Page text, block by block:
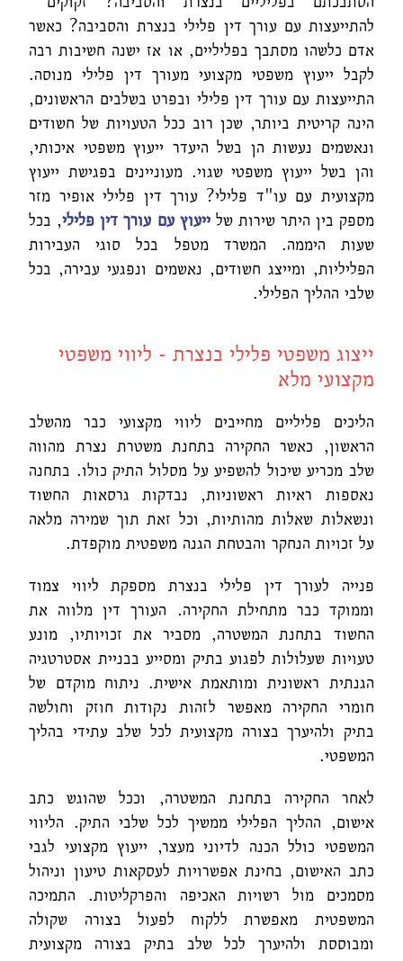
להתייעצות עם עורך דין פלילי בנצרת והסביבה? כאשר
אדם כלשהו מסתבך בפליליים, או אז ישנה חשיבות רבה
לקבל ייעוץ משפטי מקצועי מעורך דין פלילי מנוסה.
התייעצות עם עורך דין פלילי ובפרט בשלבים הראשונים,
הינה קריטית ביותר, שכן רוב ככל הטעויות של חשודים
ונאשמים נעשות הן בשל היעדר ייעוץ משפטי איכותי,
והן בשל ייעוץ משפטי שגוי. מעוניינים בפגישת ייעוץ
מקצועית עם עו"ד פלילי? עורך דין פלילי אופיר מזר
מספק בין היתר שירות שלייעוץ עם עורך דין פלילי, בכל
שעות היממה. המשרד מטפל בכל סוגי העבירות
הפליליות, ומייצג חשודים, נאשמים ונפגעי עבירה, בכל
שלבי ההליך הפלילי.
ייצוג משפטי פלילי בנצרת - ליווי משפטי
מקצועי מלא
הליכים פליליים מחייבים ליווי מקצועי כבר מהשלב
הראשון, כאשר החקירה בתחנת משטרת נצרת מהווה
שלב מכריע שיכול להשפיע על מסלול התיק כולו. בתחנה
נאספות ראיות ראשוניות, נבדקות גרסאות החשוד
ונשאלות שאלות מהותיות, וכל זאת תוך שמירה מלאה
על זכויות הנחקר והבטחת הגנה משפטית מוקפדת.
פנייה לעורך דין פלילי בנצרת מספקת ליווי צמוד
וממוקד כבר מתחילת החקירה. העורך דין מלווה את
החשוד בתחנת המשטרה, מסביר את זכויותיו, מונע
טעויות שעלולות לפגוע בתיק ומסייע בבניית אסטרטגיה
הגנתית ראשונית ומותאמת אישית. ניתוח מוקדם של
חומרי החקירה מאפשר לזהות נקודות חוזק וחולשה
בתיק ולהיערך בצורה מקצועית לכל שלב עתידי בהליך
המשפטי.
לאחר החקירה בתחנת המשטרה, וככל שהוגש כתב
אישום, ההליך הפלילי ממשיך לכל שלבי התיק. הליווי
המשפטי כולל הכנה לדיוני מעצר, ייעוץ מקצועי לגבי
כתב האישום, בחינת אפשרויות לעסקאות טיעון וניהול
מסמכים מול רשויות האכיפה והפרקליטות. התמיכה
המשפטית מאפשרת ללקוח לפעול בצורה שקולה
ומבוססת ולהיערך לכל שלב בתיק בצורה מקצועית